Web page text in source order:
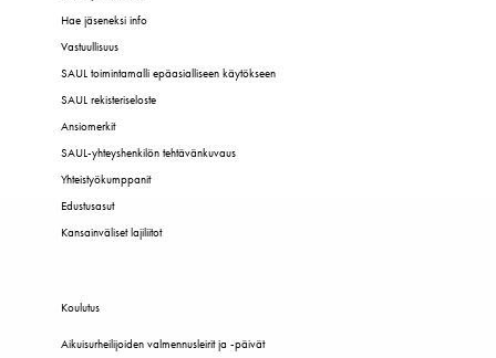
Hae jäseneksi info
Vastuullisuus
SAUL toimintamalli epäasialliseen käytökseen
SAUL rekisteriseloste
Ansiomerkit
SAUL-yhteyshenkilön tehtävänkuvaus
Yhteistyökumppanit
Edustusasut
Kansainväliset lajiliitot
Koulutus
Aikuisurheilijoiden valmennusleirit ja -päivät